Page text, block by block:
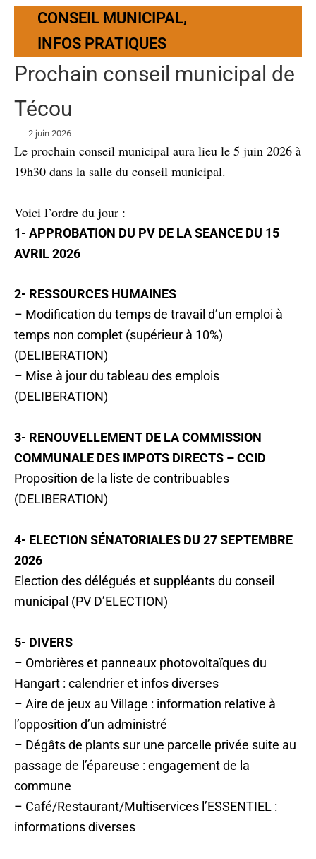
CONSEIL MUNICIPAL,
INFOS PRATIQUES
Prochain conseil municipal de
Técou
2 juin 2026
Le prochain conseil municipal aura lieu le 5 juin 2026 à
19h30 dans la salle du conseil municipal.
Voici l’ordre du jour :
1- APPROBATION DU PV DE LA SEANCE DU 15
AVRIL 2026
2- RESSOURCES HUMAINES
– Modification du temps de travail d’un emploi à
temps non complet (supérieur à 10%)
(DELIBERATION)
– Mise à jour du tableau des emplois
(DELIBERATION)
3- RENOUVELLEMENT DE LA COMMISSION
COMMUNALE DES IMPOTS DIRECTS – CCID
Proposition de la liste de contribuables
(DELIBERATION)
4- ELECTION SÉNATORIALES DU 27 SEPTEMBRE
2026
Election des délégués et suppléants du conseil
municipal (PV D’ELECTION)
5- DIVERS
– Ombrières et panneaux photovoltaïques du
Hangart : calendrier et infos diverses
– Aire de jeux au Village : information relative à
l’opposition d’un administré
– Dégâts de plants sur une parcelle privée suite au
passage de l’épareuse : engagement de la
commune
– Café/Restaurant/Multiservices l’ESSENTIEL :
informations diverses